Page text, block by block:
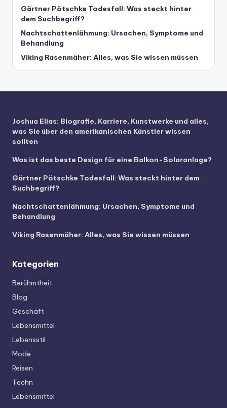
Gärtner Pötschke Todesfall: Was steckt hinter
dem Suchbegriff?
Nachtschattenlähmung: Ursachen, Symptome und
Behandlung
Viking Rasenmäher: Alles, was Sie wissen müssen
Joshua Elias: Biografie, Karriere, Kunstwerke und alles,
was Sie über den amerikanischen Künstler wissen
sollten
Was ist das beste Design für eine Balkon-Solaranlage?
Gärtner Pötschke Todesfall: Was steckt hinter dem
Suchbegriff?
Nachtschattenlähmung: Ursachen, Symptome und
Behandlung
Viking Rasenmäher: Alles, was Sie wissen müssen
Kategorien
Berühmtheit
Blog
Geschäft
Lebensmittel
Lebensstil
Mode
Reisen
Techn
Lebensmittel